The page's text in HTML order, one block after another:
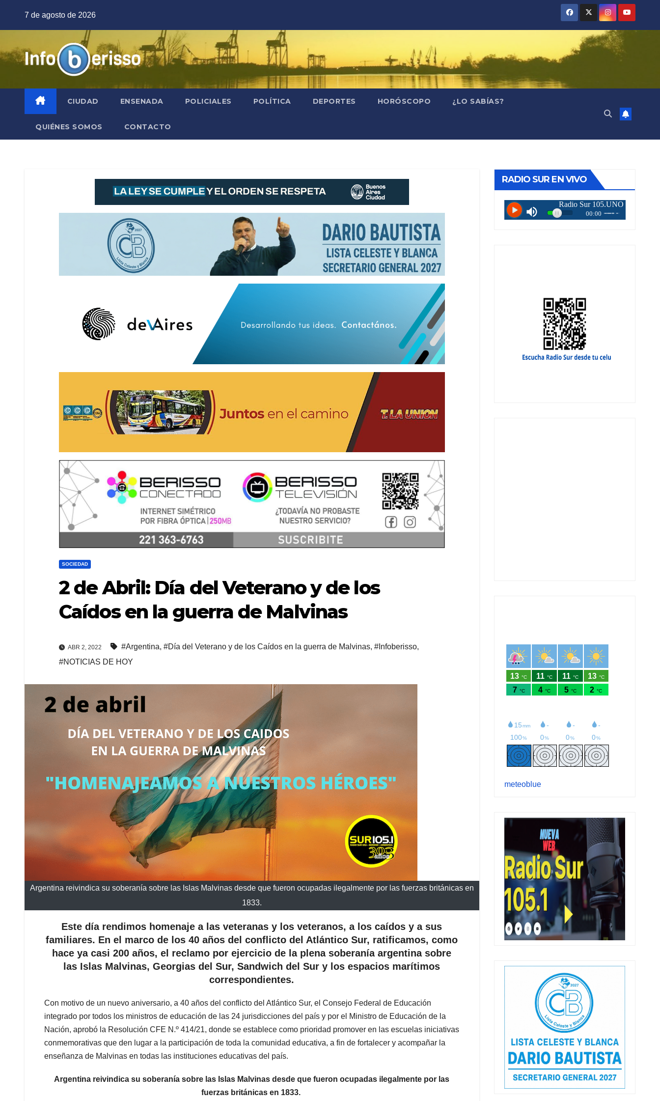
7 de agosto de 2026
CIUDAD ENSENADA POLICIALES POLÍTICA DEPORTES HORÓSCOPO ¿LO SABÍAS?
QUIÉNES SOMOS CONTACTO
SOCIEDAD
2 de Abril: Día del Veterano y de los
Caídos en la guerra de Malvinas
ABR 2, 2022 #Argentina, #Día del Veterano y de los Caídos en la guerra de Malvinas, #Infoberisso,
#NOTICIAS DE HOY
Argentina reivindica su soberanía sobre las Islas Malvinas desde que fueron ocupadas ilegalmente por las fuerzas británicas en
1833.
Este día rendimos homenaje a las veteranas y los veteranos, a los caídos y a sus
familiares. En el marco de los 40 años del conflicto del Atlántico Sur, ratificamos, como
hace ya casi 200 años, el reclamo por ejercicio de la plena soberanía argentina sobre
las Islas Malvinas, Georgias del Sur, Sandwich del Sur y los espacios marítimos
correspondientes.
Con motivo de un nuevo aniversario, a 40 años del conflicto del Atlántico Sur, el Consejo Federal de Educación
integrado por todos los ministros de educación de las 24 jurisdicciones del país y por el Ministro de Educación de la
Nación, aprobó la Resolución CFE N.º 414/21, donde se establece como prioridad promover en las escuelas iniciativas
conmemorativas que den lugar a la participación de toda la comunidad educativa, a fin de fortalecer y acompañar la
enseñanza de Malvinas en todas las instituciones educativas del país.
Argentina reivindica su soberanía sobre las Islas Malvinas desde que fueron ocupadas ilegalmente por las
fuerzas británicas en 1833.
RADIO SUR EN VIVO
meteoblue